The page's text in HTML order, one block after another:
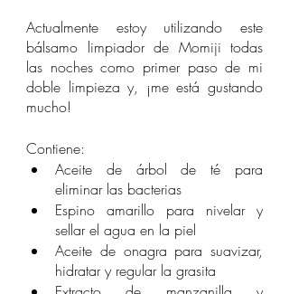
Actualmente estoy utilizando este
bálsamo limpiador de Momiji todas
las noches como primer paso de mi
doble limpieza y, ¡me está gustando
mucho!
Contiene:
Aceite de árbol de té para
eliminar las bacterias
Espino amarillo para nivelar y
sellar el agua en la piel
Aceite de onagra para suavizar,
hidratar y regular la grasita